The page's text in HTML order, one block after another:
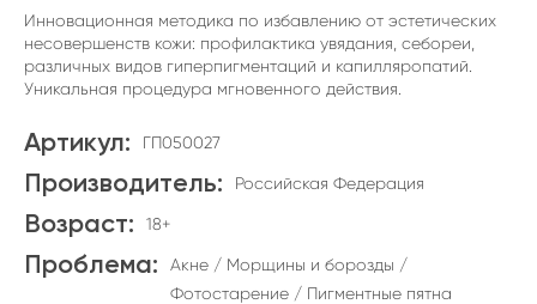
Инновационная методика по избавлению от эстетических
несовершенств кожи: профилактика увядания, себореи,
различных видов гиперпигментаций и капилляропатий.
Уникальная процедура мгновенного действия.
Артикул: ГП050027
Производитель: Российская Федерация
Возраст: 18+
Проблема:
Акне / Морщины и борозды /
Фотостарение / Пигментные пятна